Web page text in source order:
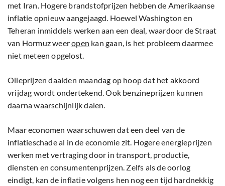
met Iran. Hogere brandstofprijzen hebben de Amerikaanse
inflatie opnieuw aangejaagd. Hoewel Washington en
Teheran inmiddels werken aan een deal, waardoor de Straat
van Hormuz weeropen kan gaan, is het probleem daarmee
niet meteen opgelost.
Olieprijzen daalden maandag op hoop dat het akkoord
vrijdag wordt ondertekend. Ook benzineprijzen kunnen
daarna waarschijnlijk dalen.
Maar economen waarschuwen dat een deel van de
inflatieschade al in de economie zit. Hogere energieprijzen
werken met vertraging door in transport, productie,
diensten en consumentenprijzen. Zelfs als de oorlog
eindigt, kan de inflatie volgens hen nog een tijd hardnekkig